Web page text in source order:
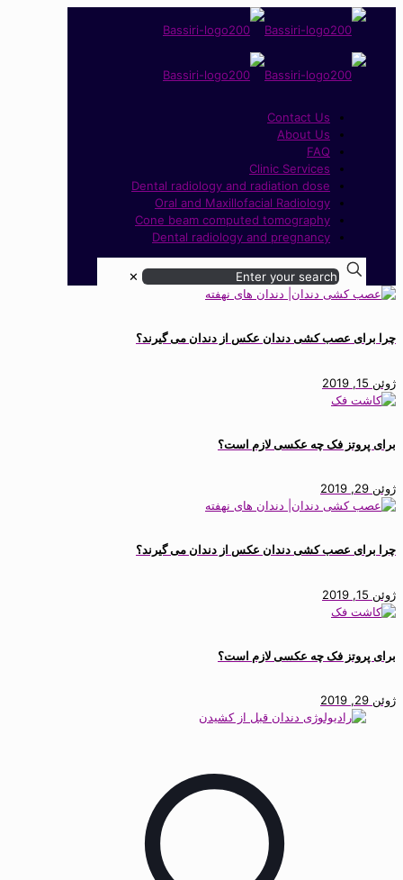
Contact Us
About Us
FAQ
Clinic Services
Dental radiology and radiation dose
Oral and Maxillofacial Radiology
Cone beam computed tomography
Dental radiology and pregnancy
✕
چرا برای عصب کشی دندان عکس از دندان می گیرند؟
ژوئن 15, 2019
برای پروتز فک چه عکسی لازم است؟
ژوئن 29, 2019
چرا برای عصب کشی دندان عکس از دندان می گیرند؟
ژوئن 15, 2019
برای پروتز فک چه عکسی لازم است؟
ژوئن 29, 2019